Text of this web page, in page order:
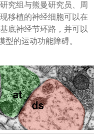
究组与熊曼研究员、周
移植的神经细胞可以在
底神经节环路，并可以
的运动功能障碍。